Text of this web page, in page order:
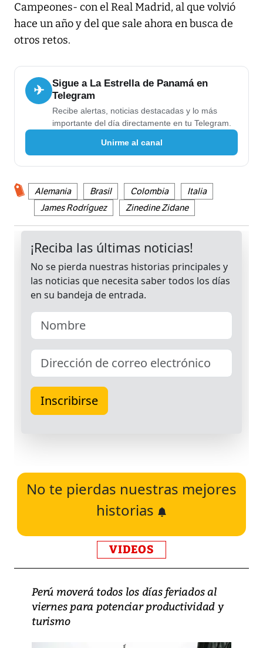
Campeones- con el Real Madrid, al que volvió
hace un año y del que sale ahora en busca de
otros retos.
✈
Sigue a La Estrella de Panamá en
Telegram
Recibe alertas, noticias destacadas y lo más
importante del día directamente en tu Telegram.
Unirme al canal
Alemania Brasil Colombia
Italia
James Rodríguez
Zinedine Zidane
No te pierdas nuestras mejores
historias
VIDEOS
Perú moverá todos los días feriados al
viernes para potenciar productividad y
turismo